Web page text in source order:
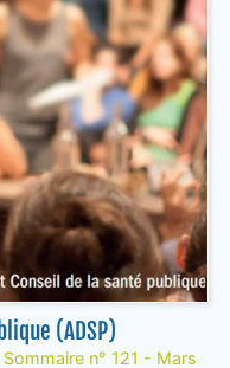
(ADSP)
n° 121 - Mars